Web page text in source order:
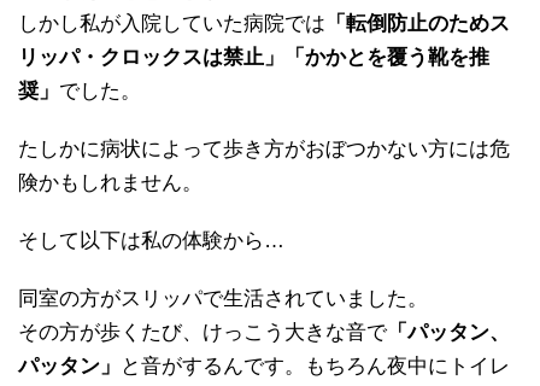
しかし私が入院していた病院では 「転倒防止のためス
リッパ・クロックスは禁止」「かかとを覆う靴を推
奨」 でした。
たしかに病状によって歩き方がおぼつかない方には危
険かもしれません。
そして以下は私の体験から…
同室の方がスリッパで生活されていました。
その方が歩くたび、けっこう大きな音で「パッタン、
パッタン」
と音がするんです。もちろん夜中にトイレ